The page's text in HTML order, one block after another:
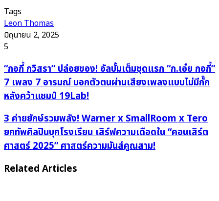
Tags
Leon Thomas
มิถุนายน 2, 2025
5
“กอ
กี้
วิ
สรา”
ปล่อย
ของ!
อัลบั้ม
ชุด
“กอกี้ กวิสรา” ปล่อยของ! อัลบั้มเต็มชุดแรก “ก.เอ๋ย กอกี้”
7 เพลง 7 อารมณ์ บอกตัวตนผ่านเสียงเพลงแบบไม่มีกั๊ก
หลังคว้าแชมป์ 19Lab!
3
ค่าย
ยักษ์
รวม
พลัง!
Warner
3 ค่ายยักษ์รวมพลัง! Warner x SmallRoom x Tero
ยกทัพศิลปินบุกโรงเรียน เสิร์ฟความเดือดใน “คอนเสิร์ต
ศาสตร์ 2025” ศาสตร์ความมันส์คูณสาม!
Related Articles